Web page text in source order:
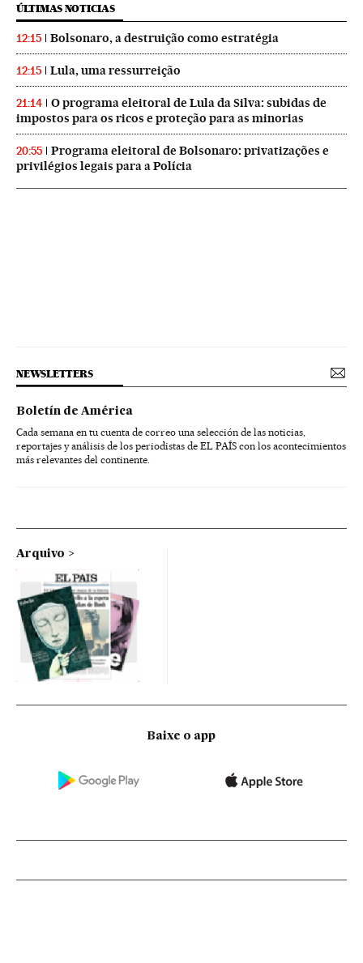
ÚLTIMAS NOTICIAS
12:15 Bolsonaro, a destruição como estratégia
12:15 Lula, uma ressurreição
21:14
O programa eleitoral de Lula da Silva: subidas de
impostos para os ricos e proteção para as minorias
20:55
Programa eleitoral de Bolsonaro: privatizações e
privilégios legais para a Polícia
NEWSLETTERS
Boletín de América
Cada semana en tu cuenta de correo una selección de las noticias,
reportajes y análisis de los periodistas de EL PAÍS con los acontecimientos
más relevantes del continente.
Arquivo
Baixe o app